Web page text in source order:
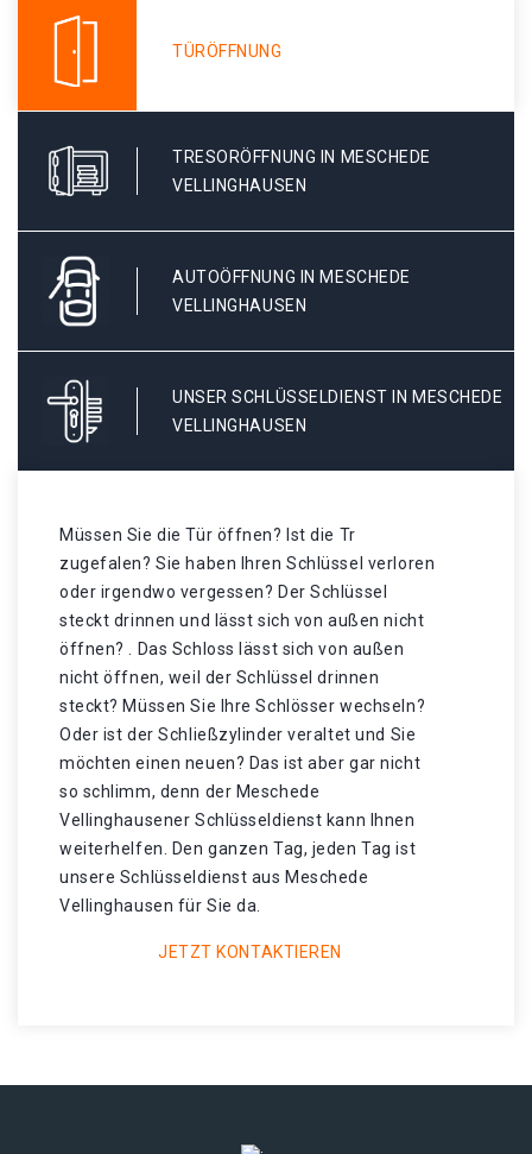
TÜRÖFFNUNG
TRESORÖFFNUNG IN MESCHEDE
VELLINGHAUSEN
AUTOÖFFNUNG IN MESCHEDE
VELLINGHAUSEN
UNSER SCHLÜSSELDIENST IN MESCHEDE
VELLINGHAUSEN
Müssen Sie die Tür öffnen? Ist die Tr
zugefalen? Sie haben Ihren Schlüssel verloren
oder irgendwo vergessen? Der Schlüssel
steckt drinnen und lässt sich von außen nicht
öffnen? . Das Schloss lässt sich von außen
nicht öffnen, weil der Schlüssel drinnen
steckt? Müssen Sie Ihre Schlösser wechseln?
Oder ist der Schließzylinder veraltet und Sie
möchten einen neuen? Das ist aber gar nicht
so schlimm, denn der Meschede
Vellinghausener Schlüsseldienst kann Ihnen
weiterhelfen. Den ganzen Tag, jeden Tag ist
unsere Schlüsseldienst aus Meschede
Vellinghausen für Sie da.
JETZT KONTAKTIEREN